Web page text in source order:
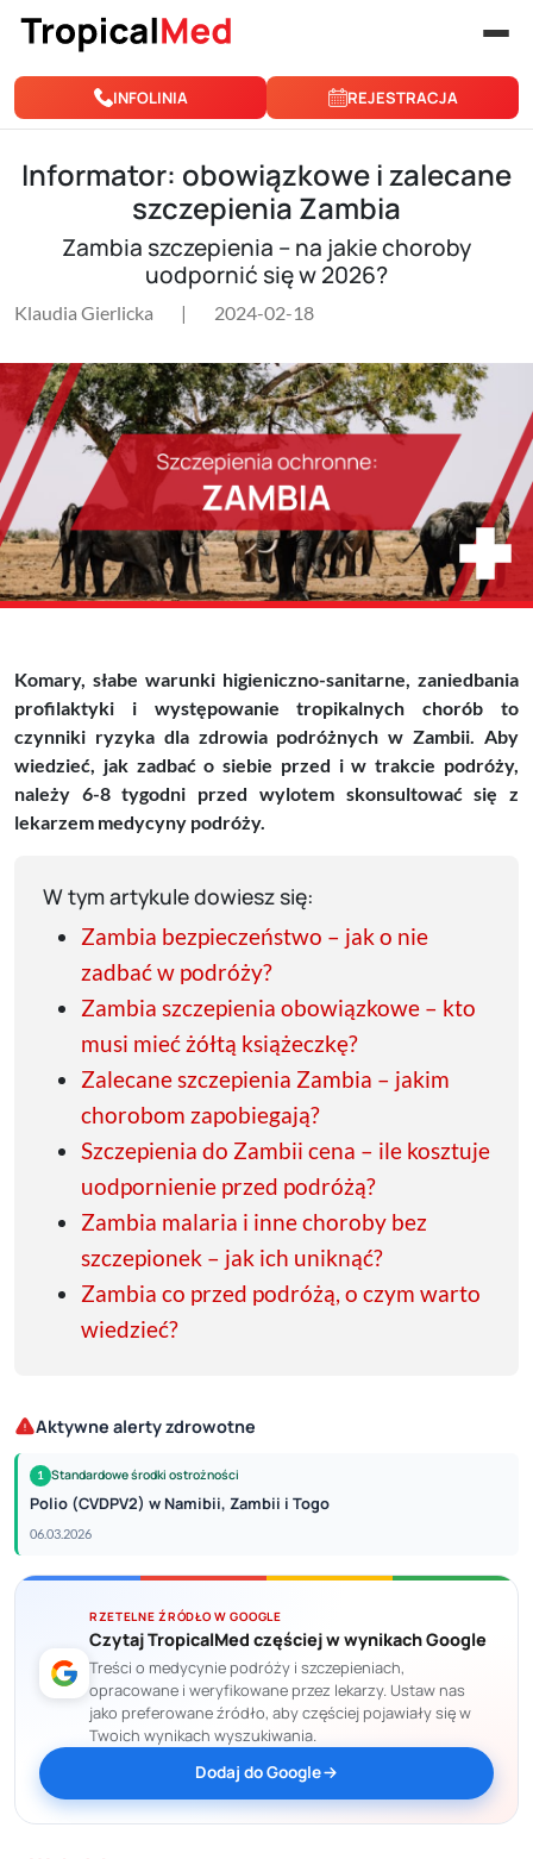
Przejdź do treści
INFOLINIA REJESTRACJA
Informator: obowiązkowe i zalecane
szczepienia Zambia
Zambia szczepienia – na jakie choroby
uodpornić się w 2026?
Klaudia Gierlicka | 2024-02-18
Komary, słabe warunki higieniczno-sanitarne, zaniedbania
profilaktyki i występowanie tropikalnych chorób to
czynniki ryzyka dla zdrowia podróżnych w Zambii. Aby
wiedzieć, jak zadbać o siebie przed i w trakcie podróży,
należy 6-8 tygodni przed wylotem skonsultować się z
lekarzem medycyny podróży.
W tym artykule dowiesz się:
Zambia bezpieczeństwo – jak o nie
zadbać w podróży?
Zambia szczepienia obowiązkowe – kto
musi mieć żółtą książeczkę?
Zalecane szczepienia Zambia – jakim
chorobom zapobiegają?
Szczepienia do Zambii cena – ile kosztuje
uodpornienie przed podróżą?
Zambia malaria i inne choroby bez
szczepionek – jak ich uniknąć?
Zambia co przed podróżą, o czym warto
wiedzieć?
Aktywne alerty zdrowotne
1 Standardowe środki ostrożności
Polio (CVDPV2) w Namibii, Zambii i Togo
06.03.2026
RZETELNE ŹRÓDŁO W GOOGLE
Czytaj TropicalMed częściej w wynikach Google
Treści o medycynie podróży i szczepieniach,
opracowane i weryfikowane przez lekarzy. Ustaw nas
jako preferowane źródło, aby częściej pojawiały się w
Twoich wynikach wyszukiwania.
Dodaj do Google